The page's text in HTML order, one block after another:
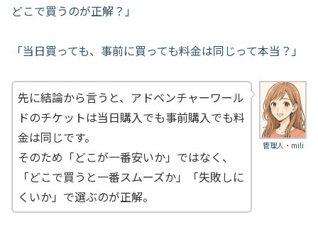
どこで買うのが正解？」
「当日買っても、事前に買っても料金は同じって本当？」
管理人・mili
先に結論から言うと、アドベンチャーワール
ドのチケットは当日購入でも事前購入でも料
金は同じです。
そのため「どこが一番安いか」ではなく、
「どこで買うと一番スムーズか」「失敗しに
くいか」で選ぶのが正解。